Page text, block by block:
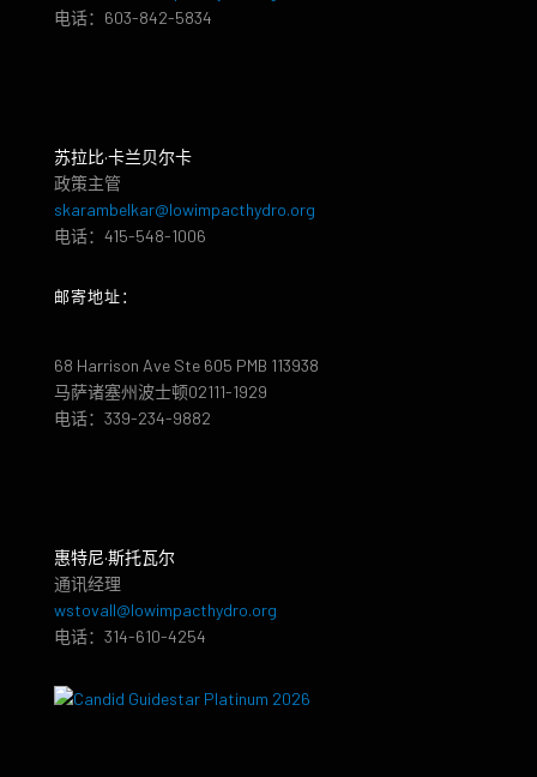
电话：603-842-5834
苏拉比·卡兰贝尔卡
政策主管
skarambelkar@lowimpacthydro.org
电话：415-548-1006
邮寄地址：
68 Harrison Ave Ste 605 PMB 113938
马萨诸塞州波士顿02111-1929
电话：339-234-9882
惠特尼·斯托瓦尔
通讯经理
wstovall@lowimpacthydro.org
电话：314-610-4254